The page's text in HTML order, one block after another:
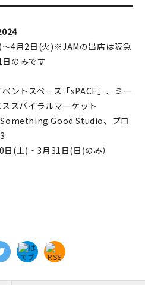
4月2日(火)※JAMの出店は阪急
のみです
ントスペース「sPACE」、ミー
スパイラルマーケット
Good Studio、プロ
)・3月31日(日)のみ）